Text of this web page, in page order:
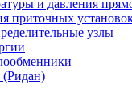
и давления
приточных
узлы